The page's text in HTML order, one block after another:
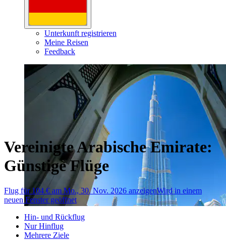
Unterkunft registrieren
Meine Reisen
Feedback
Vereinigte Arabische Emirate:
Günstige Flüge
Flug für 104 € am Mo., 30. Nov. 2026 anzeigenWird in einem
neuen Fenster geöffnet
Hin- und Rückflug
Nur Hinflug
Mehrere Ziele